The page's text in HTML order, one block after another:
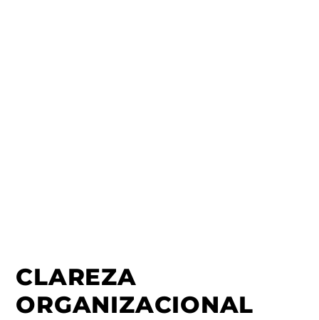
CLAREZA
ORGANIZACIONAL